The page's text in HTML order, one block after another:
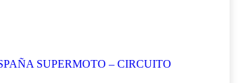
SUPERMOTO – CIRCUITO